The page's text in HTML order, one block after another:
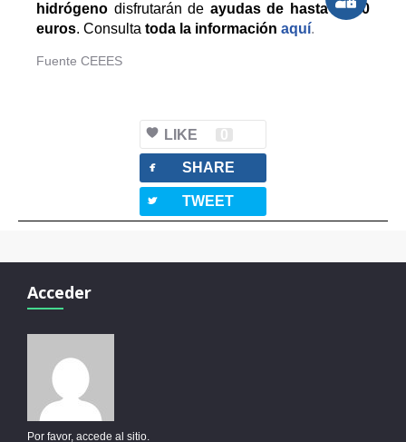
hidrógeno disfrutarán de ayudas de hasta 3.000
euros. Consulta toda la información aquí.
Fuente CEEES
LIKE 0
facebook SHARE
twitterbird TWEET
Acceder
Por favor, accede al sitio.